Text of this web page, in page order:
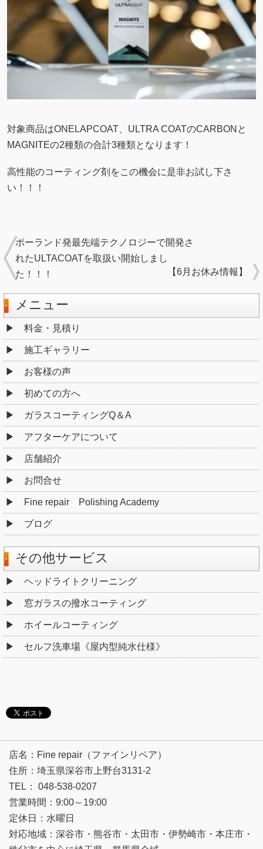
対象商品はONELAPCOAT、ULTRA COATのCARBONと
MAGNITEの2種類の合計3種類となります！
高性能のコーティング剤をこの機会に是非お試し下さ
い！！！
ポーランド発最先端テクノロジーで開発さ
れたULTACOATを取扱い開始しまし
た！！！
【6月お休み情報】
メニュー
料金・見積り
施工ギャラリー
お客様の声
初めての方へ
ガラスコーティングQ＆A
アフターケアについて
店舗紹介
お問合せ
Fine repair Polishing Academy
ブログ
その他サービス
ヘッドライトクリーニング
窓ガラスの撥水コーティング
ホイールコーティング
セルフ洗車場《屋内型純水仕様》
店名：Fine repair（ファインリペア）
住所：埼玉県深谷市上野台3131-2
TEL： 048-538-0207
営業時間：9:00～19:00
定休日：水曜日
対応地域：深谷市・熊谷市・太田市・伊勢崎市・本庄市・